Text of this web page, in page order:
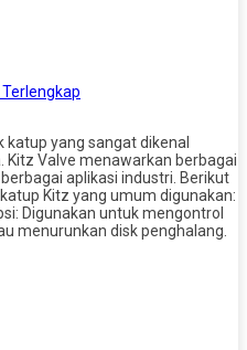
katup yang sangat dikenal
Kitz Valve menawarkan berbagai
aplikasi industri. Berikut
Kitz yang umum digunakan:
Digunakan untuk mengontrol
menurunkan disk penghalang.